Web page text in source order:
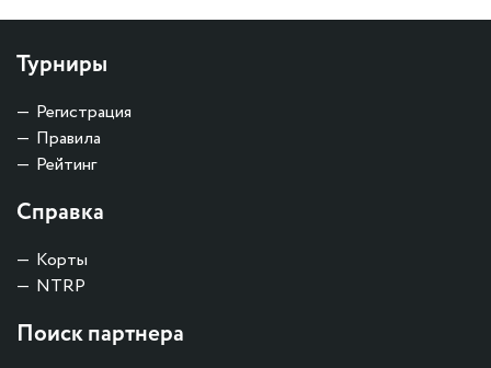
Турниры
Регистрация
Правила
Рейтинг
Справка
Корты
NTRP
Поиск партнера